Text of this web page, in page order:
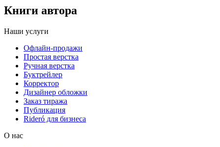
Книги автора
Наши услуги
Офлайн-продажи
Простая верстка
Ручная верстка
Буктрейлер
Корректор
Дизайнер обложки
Заказ тиража
Публикация
Rideró для бизнеса
О нас